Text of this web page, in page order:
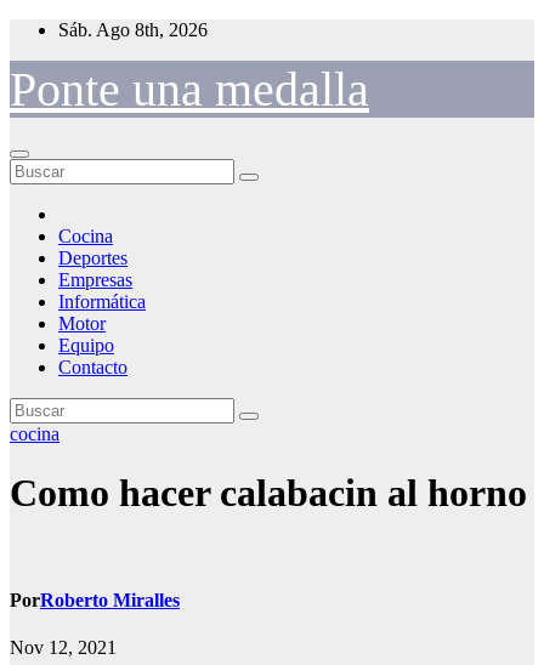
Saltar
contenido
Sáb. Ago 8th, 2026
Ponte una medalla
Cocina
Deportes
Empresas
Informática
Motor
Equipo
Contacto
cocina
Como hacer calabacin al horno
PorRoberto Miralles
Nov 12, 2021